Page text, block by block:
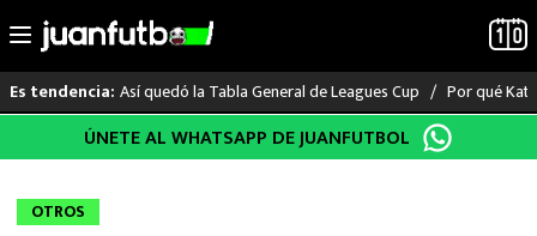
al
Es tendencia: Así quedó la Tabla General de Leagues Cup Por qué
LO ÚLTIMO
LIGA MX
ÚNETE AL WHATSAPP DE JUANFUTBOL
OTROS